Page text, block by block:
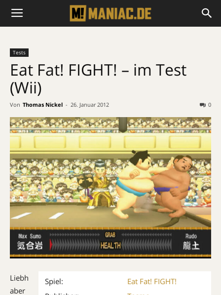
Tests
Eat Fat! FIGHT! – im Test
(Wii)
Von Thomas Nickel - 26. Januar 2012 0
Spiel:
Eat Fat! FIGHT!
Liebh
aber